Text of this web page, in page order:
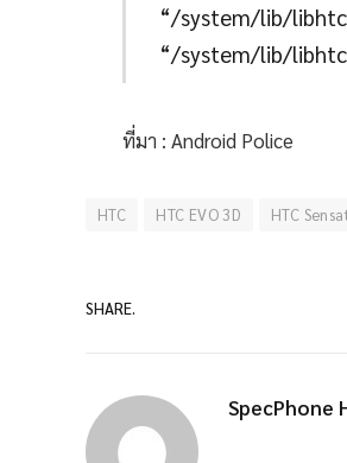
“/system/lib/
“/system/lib/
ที่มา : Android Police
HTC HTC EVO 3D HTC
SHARE.
SpecPhone